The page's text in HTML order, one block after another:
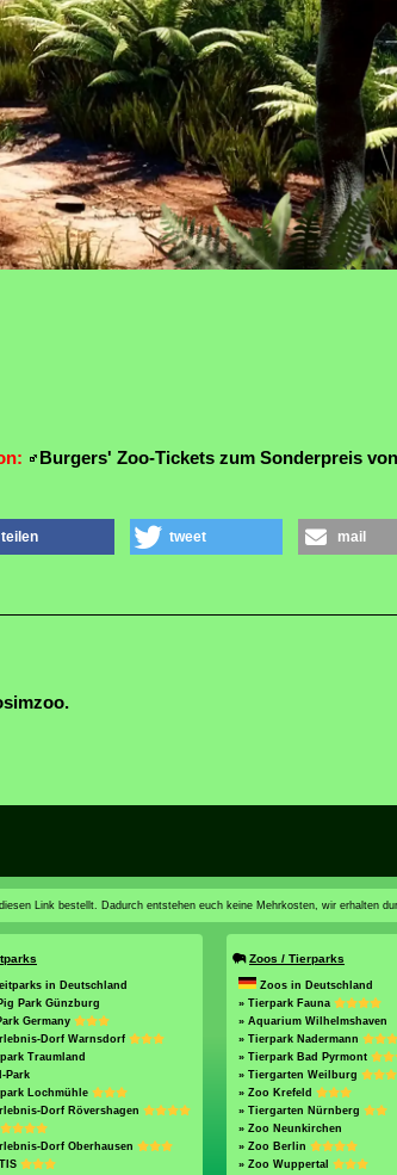
Burgers' Zoo-Tickets zum Sonderpreis
teilen tweet mail
Link bestellt. Dadurch entstehen euch keine Mehrkosten, wir erhalten
in Deutschland
Park Günzburg
Germany
Dorf Warnsdorf
Traumland
Park
Lochmühle
Dorf Rövershagen
Dorf Oberhausen
Zoos / Tierparks
Zoos in Deutschland
» Tierpark Fauna
» Aquarium Wilhelmshaven
» Tierpark Nadermann
» Tierpark Bad Pyrmont
» Tiergarten Weilburg
» Zoo Krefeld
» Tiergarten Nürnberg
» Zoo Neunkirchen
» Zoo Berlin
» Zoo Wuppertal